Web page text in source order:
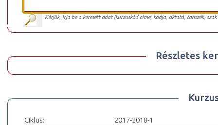
Kérjük, írja be a keresett adat (kurzuskód címe, kódja, oktató, tanszék,
Részletes
Ciklus:
2017-2018-1